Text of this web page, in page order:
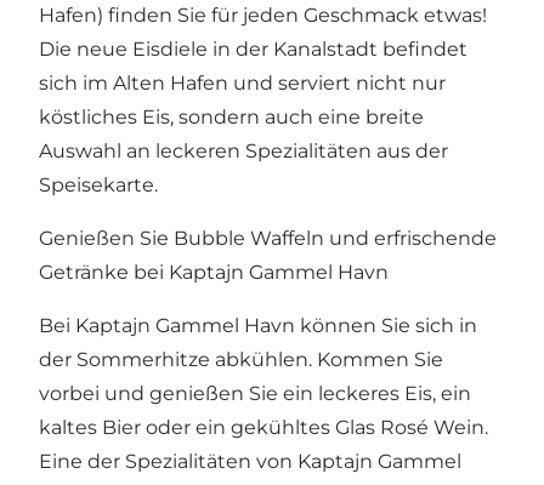
Hafen) finden Sie für jeden Geschmack etwas!
Die neue Eisdiele in der Kanalstadt befindet
sich im Alten Hafen und serviert nicht nur
köstliches Eis, sondern auch eine breite
Auswahl an leckeren Spezialitäten aus der
Speisekarte.
Genießen Sie Bubble Waffeln und erfrischende
Getränke bei Kaptajn Gammel Havn
Bei Kaptajn Gammel Havn können Sie sich in
der Sommerhitze abkühlen. Kommen Sie
vorbei und genießen Sie ein leckeres Eis, ein
kaltes Bier oder ein gekühltes Glas Rosé Wein.
Eine der Spezialitäten von Kaptajn Gammel